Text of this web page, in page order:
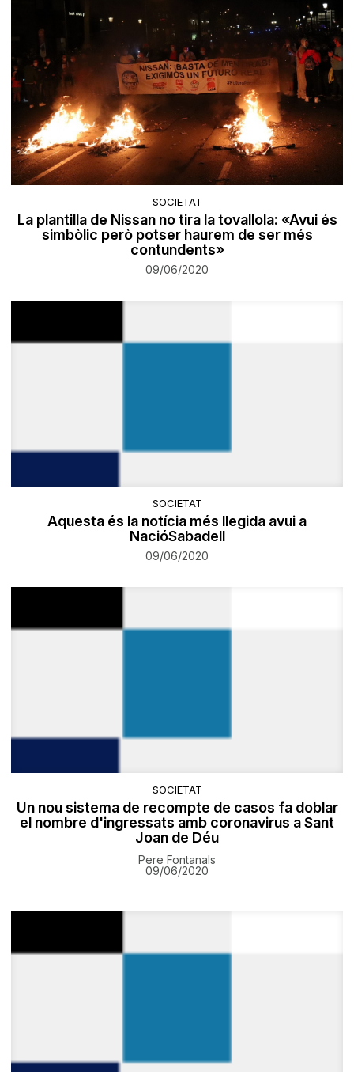
SOCIETAT
La plantilla de Nissan no tira la tovallola: «Avui és
simbòlic però potser haurem de ser més
contundents»
09/06/2020
SOCIETAT
Aquesta és la notícia més llegida avui a
NacióSabadell
09/06/2020
SOCIETAT
Un nou sistema de recompte de casos fa doblar
el nombre d'ingressats amb coronavirus a Sant
Joan de Déu
Pere Fontanals
09/06/2020